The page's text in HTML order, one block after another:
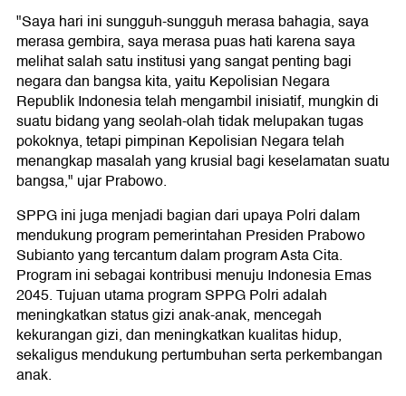
"Saya hari ini sungguh-sungguh merasa bahagia, saya
merasa gembira, saya merasa puas hati karena saya
melihat salah satu institusi yang sangat penting bagi
negara dan bangsa kita, yaitu Kepolisian Negara
Republik Indonesia telah mengambil inisiatif, mungkin di
suatu bidang yang seolah-olah tidak melupakan tugas
pokoknya, tetapi pimpinan Kepolisian Negara telah
menangkap masalah yang krusial bagi keselamatan suatu
bangsa," ujar Prabowo.
SPPG ini juga menjadi bagian dari upaya Polri dalam
mendukung program pemerintahan Presiden Prabowo
Subianto yang tercantum dalam program Asta Cita.
Program ini sebagai kontribusi menuju Indonesia Emas
2045. Tujuan utama program SPPG Polri adalah
meningkatkan status gizi anak-anak, mencegah
kekurangan gizi, dan meningkatkan kualitas hidup,
sekaligus mendukung pertumbuhan serta perkembangan
anak.